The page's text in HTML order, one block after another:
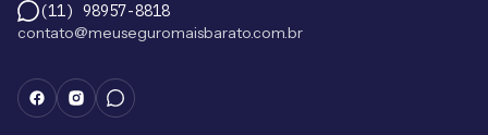
(11) 98957-8818
contato@meuseguromaisbarato.com.br